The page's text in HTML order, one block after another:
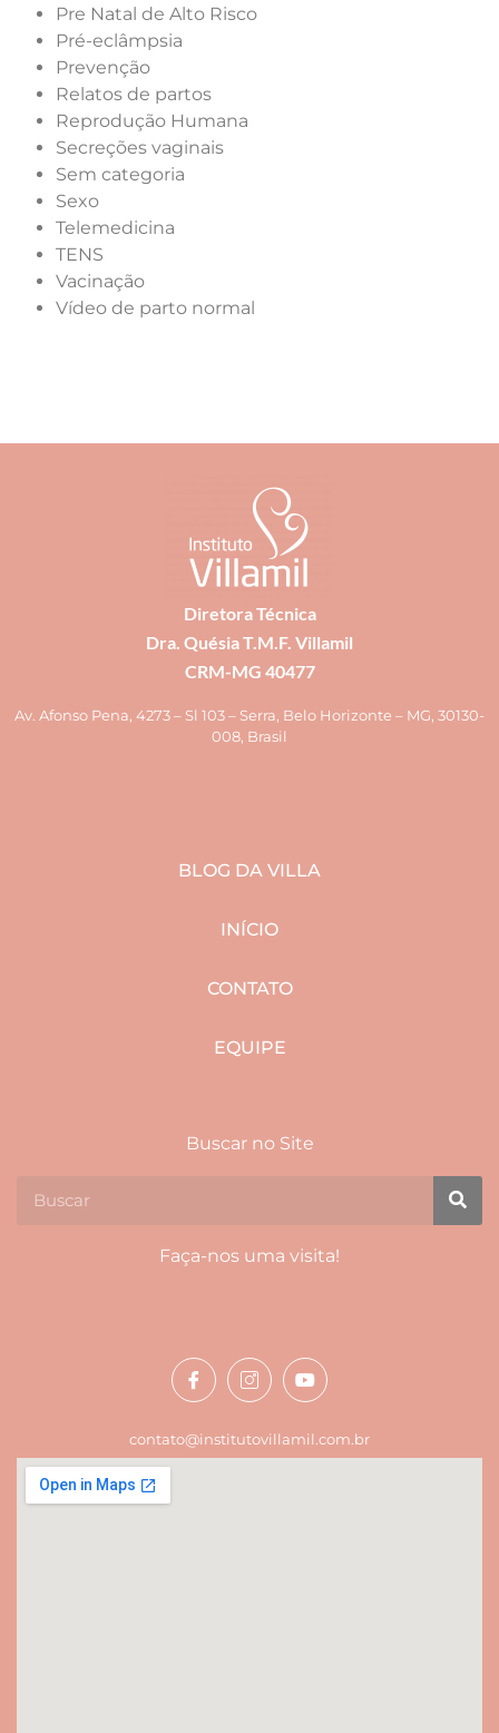
Pre Natal de Alto Risco
Pré-eclâmpsia
Prevenção
Relatos de partos
Reprodução Humana
Secreções vaginais
Sem categoria
Sexo
Telemedicina
TENS
Vacinação
Vídeo de parto normal
Diretora Técnica
Dra. Quésia T.M.F. Villamil
CRM-MG 40477
Av. Afonso Pena, 4273 – Sl 103 – Serra, Belo Horizonte – MG, 30130-
008, Brasil
BLOG DA VILLA
INÍCIO
CONTATO
EQUIPE
Buscar no Site
Faça-nos uma visita!
contato@institutovillamil.com.br